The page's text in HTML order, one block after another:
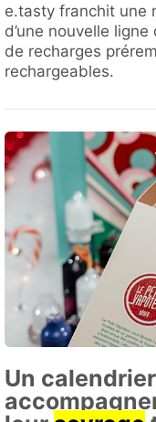
e.tasty franchit une
d’une nouvelle
de recharges
rechargeables.
Un